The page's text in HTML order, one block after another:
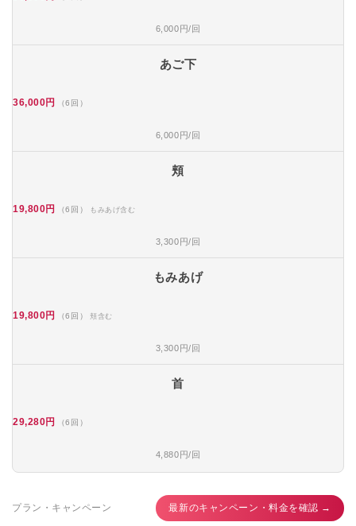
6,000円/回
あご下
36,000円 （6回）
6,000円/回
頬
19,800円 （6回） もみあげ含む
3,300円/回
もみあげ
19,800円 （6回） 頬含む
3,300円/回
首
29,280円 （6回）
4,880円/回
プラン・キャンペーン 最新のキャンペーン・料金を確認 →